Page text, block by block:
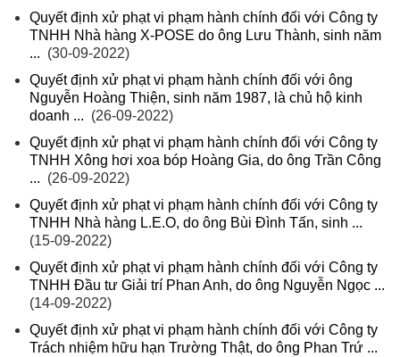
Quyết định xử phạt vi phạm hành chính đối với Công ty
TNHH Nhà hàng X-POSE do ông Lưu Thành, sinh năm
... (30-09-2022)
Quyết định xử phạt vi phạm hành chính đối với ông
Nguyễn Hoàng Thiện, sinh năm 1987, là chủ hộ kinh
doanh ... (26-09-2022)
Quyết định xử phạt vi phạm hành chính đối với Công ty
TNHH Xông hơi xoa bóp Hoàng Gia, do ông Trần Công
... (26-09-2022)
Quyết định xử phạt vi phạm hành chính đối với Công ty
TNHH Nhà hàng L.E.O, do ông Bùi Đình Tấn, sinh ...
(15-09-2022)
Quyết định xử phạt vi phạm hành chính đối với Công ty
TNHH Đầu tư Giải trí Phan Anh, do ông Nguyễn Ngọc ...
(14-09-2022)
Quyết định xử phạt vi phạm hành chính đối với Công ty
Trách nhiệm hữu hạn Trường Thật, do ông Phan Trứ ...